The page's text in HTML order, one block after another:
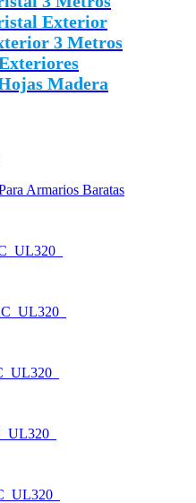
Exterior
3 Metros
Madera